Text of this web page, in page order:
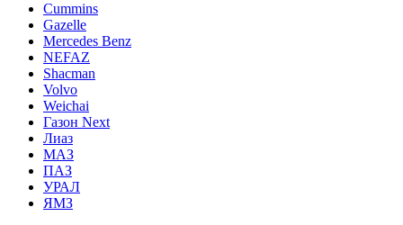
Cummins
Gazelle
Mercedes Benz
NEFAZ
Shacman
Volvo
Weichai
Газон Next
Лиаз
МАЗ
ПАЗ
УРАЛ
ЯМЗ